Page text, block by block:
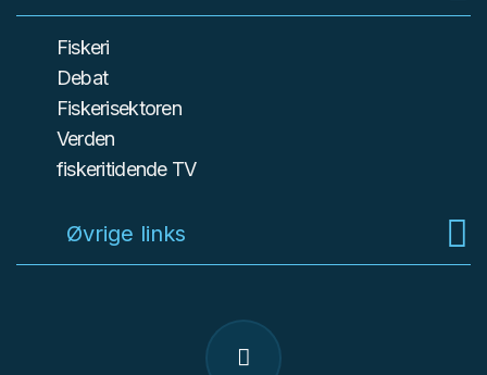
Fiskeri
Debat
Fiskerisektoren
Verden
fiskeritidende TV
Øvrige links